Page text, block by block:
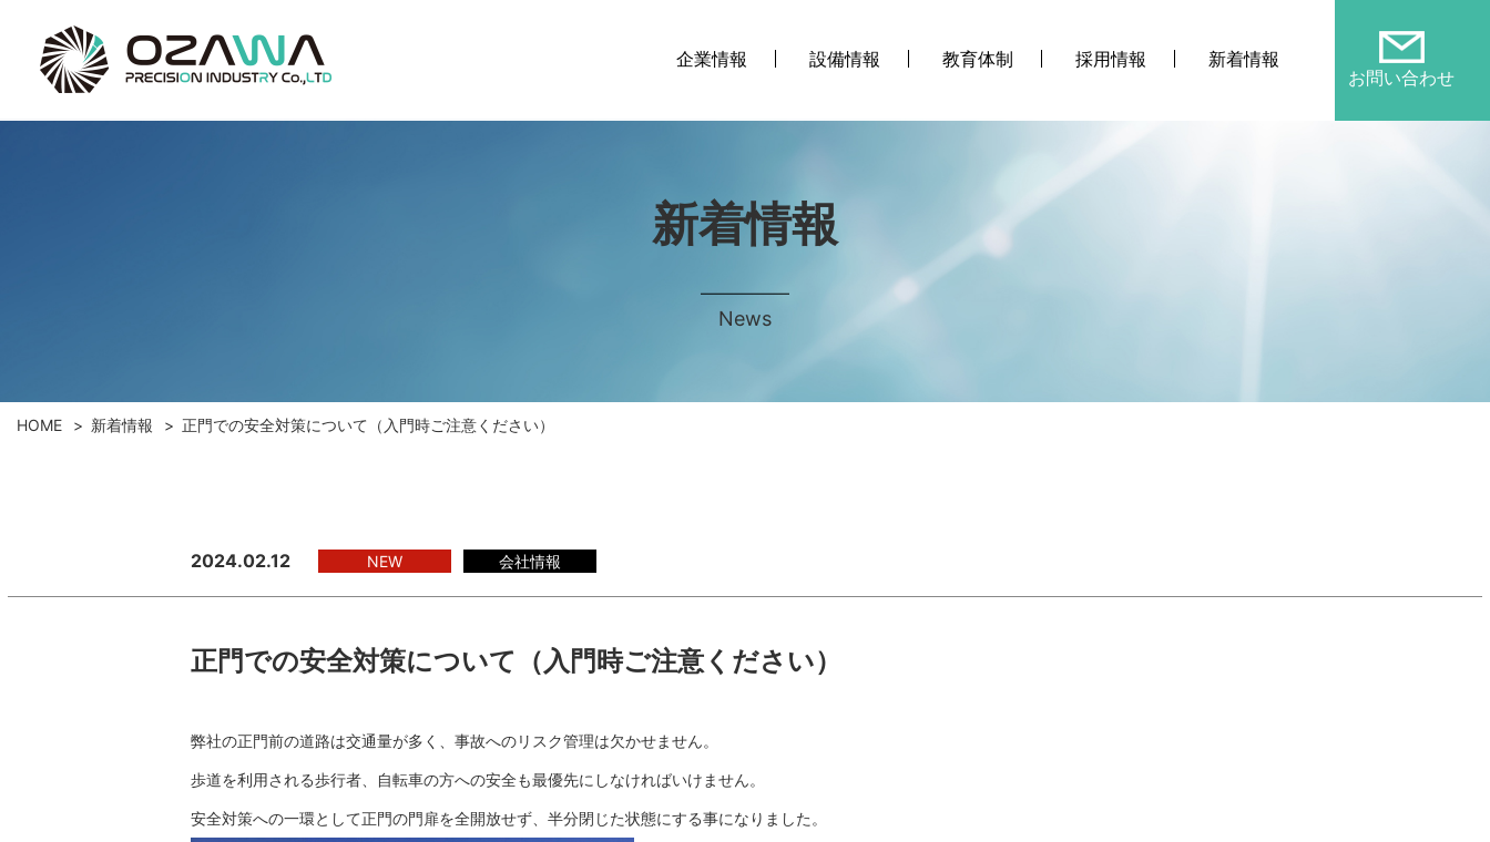
企業情報 設備情報 教育体制 採用情報
新着情報
お問い合わせ
新着情報
News
HOME 新着情報 正門での安全対策について（入門時ご注意ください）
2024.02.12 NEW 会社情報
正門での安全対策について（入門時ご注意ください）
弊社の正門前の道路は交通量が多く、事故へのリスク管理は欠かせません。
歩道を利用される歩行者、自転車の方への安全も最優先にしなければいけません。
安全対策への一環として正門の門扉を全開放せず、半分閉じた状態にする事になりました。